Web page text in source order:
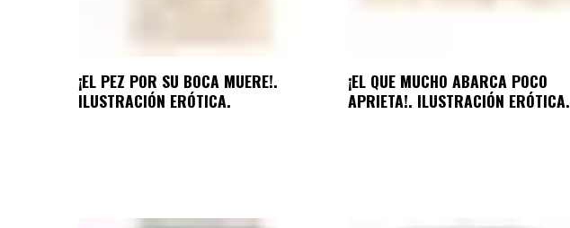
¡EL PEZ POR SU BOCA MUERE!.
ILUSTRACIÓN ERÓTICA.
¡EL QUE MUCHO ABARCA POCO
APRIETA!. ILUSTRACIÓN ERÓTICA.